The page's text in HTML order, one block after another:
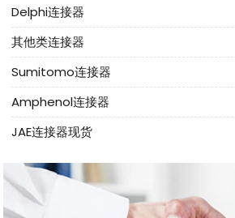
Delphi连接器
其他类连接器
Sumitomo连接器
Amphenol连接器
JAE连接器现货